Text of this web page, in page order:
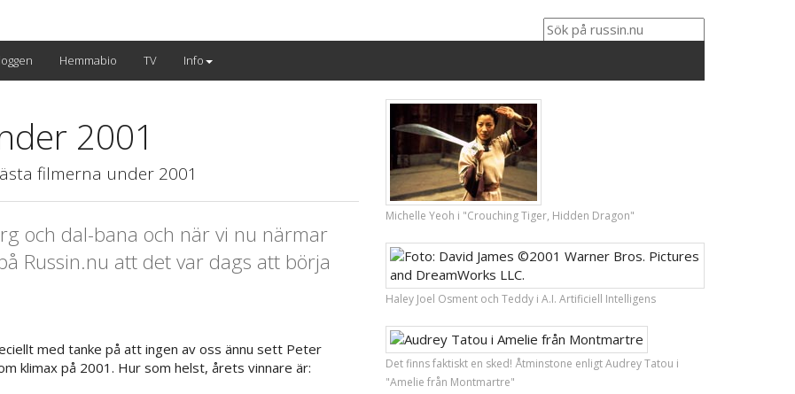
Hemmabio TV Info
2001
filmerna under 2001
och dal-bana och när vi nu närmar
Russin.nu att det var dags att börja
med tanke på att ingen av oss ännu sett Peter
klimax på 2001. Hur som helst, årets vinnare är:
Michelle Yeoh i "Crouching Tiger, Hidden Dragon"
Haley Joel Osment och Teddy i A.I. Artificiell Intelligens
Det finns faktiskt en sked! Åtminstone enligt Audrey Tatou i
"Amelie från Montmartre"